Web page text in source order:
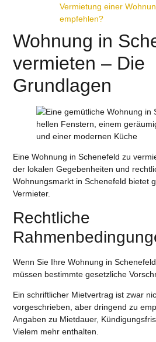
Vermietung einer
empfehlen?
Wohnung in
vermieten – Die
Grundlagen
Eine Wohnung in Schenefeld zu
der lokalen Gegebenheiten und
Wohnungsmarkt in Schenefeld bietet
Vermieter.
Rechtliche
Wenn Sie Ihre Wohnung in
müssen bestimmte gesetzliche
Ein schriftlicher Mietvertrag ist zwar
vorgeschrieben, aber dringend zu
Angaben zu Mietdauer,
Vielem mehr enthalten.